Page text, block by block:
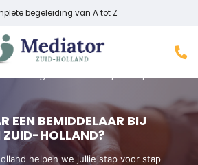
begeleiding van A tot Z
zo werkt het traject stap voor
EEN BEMIDDELAAR BIJ
ZUID-HOLLAND?
helpen we jullie stap voor stap